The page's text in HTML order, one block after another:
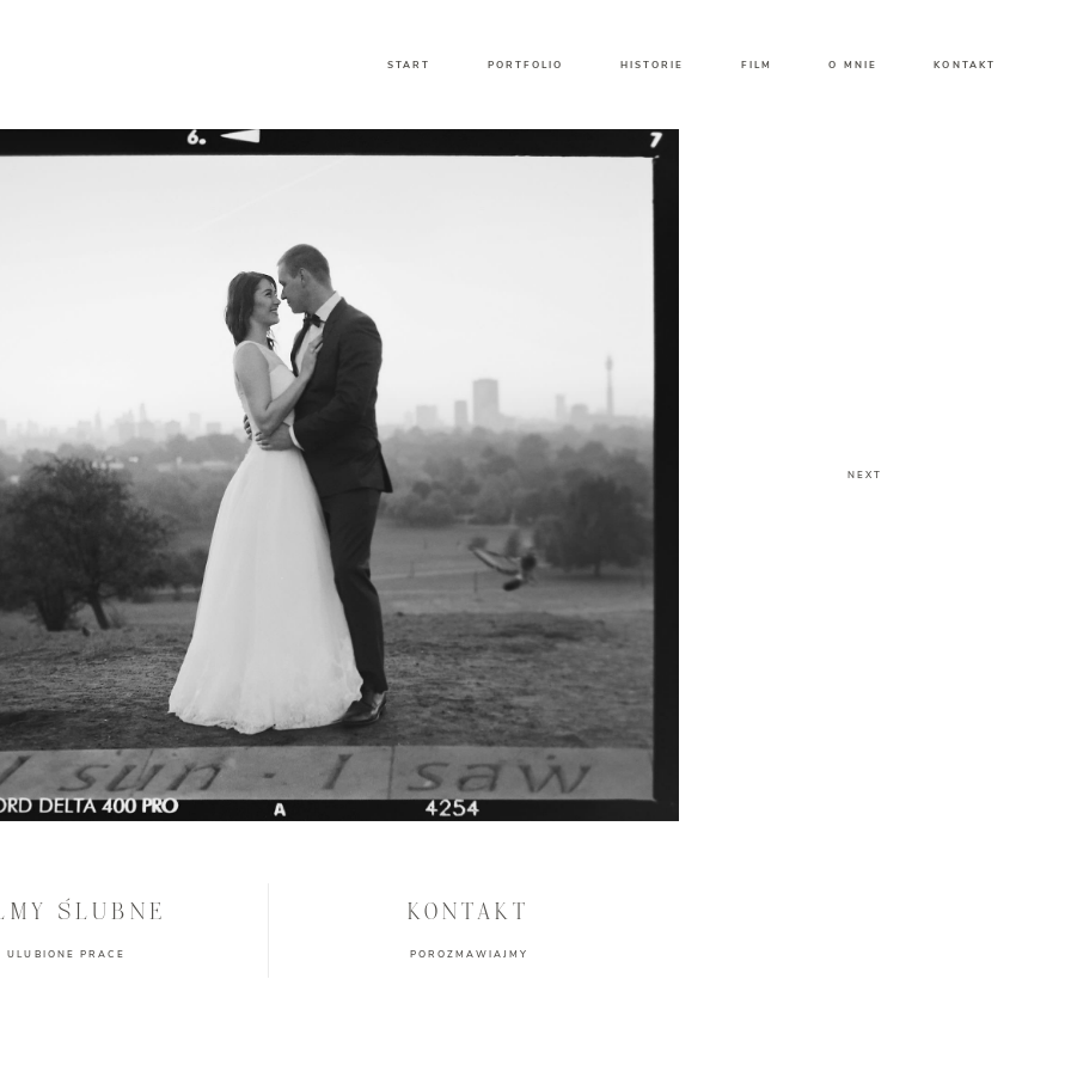
START PORTFOLIO HISTORIE FILM O MNIE KONTAKT
NEXT
ŚLUBNE
ULUBIONE PRACE
KONTAKT
POROZMAWIAJMY